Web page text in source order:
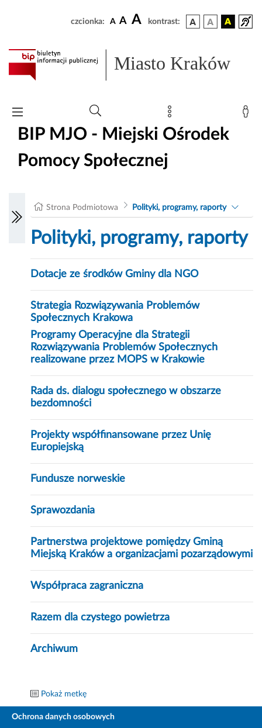
czcionka: A A A kontrast:
Miasto Kraków
BIP MJO - Miejski Ośrodek
Pomocy Społecznej
Strona Podmiotowa Polityki, programy, raporty
Polityki, programy, raporty
Dotacje ze środków Gminy dla NGO
Strategia Rozwiązywania Problemów
Społecznych Krakowa
Programy Operacyjne dla Strategii
Rozwiązywania Problemów Społecznych
realizowane przez MOPS w Krakowie
Rada ds. dialogu społecznego w obszarze
bezdomności
Projekty współfinansowane przez Unię
Europiejską
Fundusze norweskie
Sprawozdania
Partnerstwa projektowe pomiędzy Gminą
Miejską Kraków a organizacjami pozarządowymi
Współpraca zagraniczna
Razem dla czystego powietrza
Archiwum
Pokaż metkę
Ochrona danych osobowych